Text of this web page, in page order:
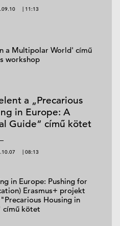
| 11:13
a Multipolar World' című
workshop
a „Precarious
in Europe: A
Guide” című kötet
| 08:13
in Europe: Pushing for
Erasmus+ projekt
Housing in
című kötet